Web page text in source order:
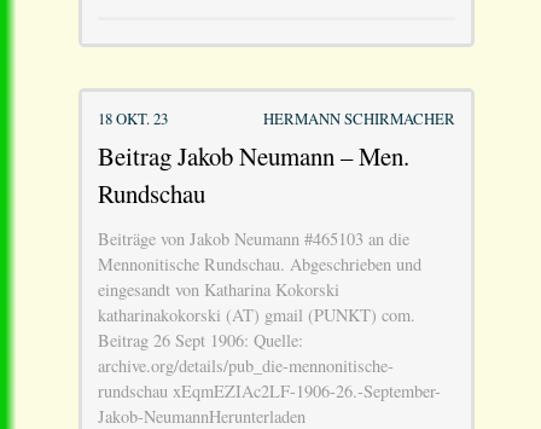
18 OKT. 23 HERMANN SCHIRMACHER
Beitrag Jakob Neumann – Men.
Rundschau
Beiträge von Jakob Neumann #465103 an die
Mennonitische Rundschau. Abgeschrieben und
eingesandt von Katharina Kokorski
katharinakokorski (AT) gmail (PUNKT) com.
Beitrag 26 Sept 1906: Quelle:
archive.org/details/pub_die-mennonitische-
rundschau xEqmEZIAc2LF-1906-26.-September-
Jakob-NeumannHerunterladen